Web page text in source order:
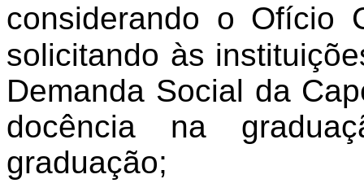
considerando o Ofício
solicitando às
Demanda Social da
docência na
graduação;